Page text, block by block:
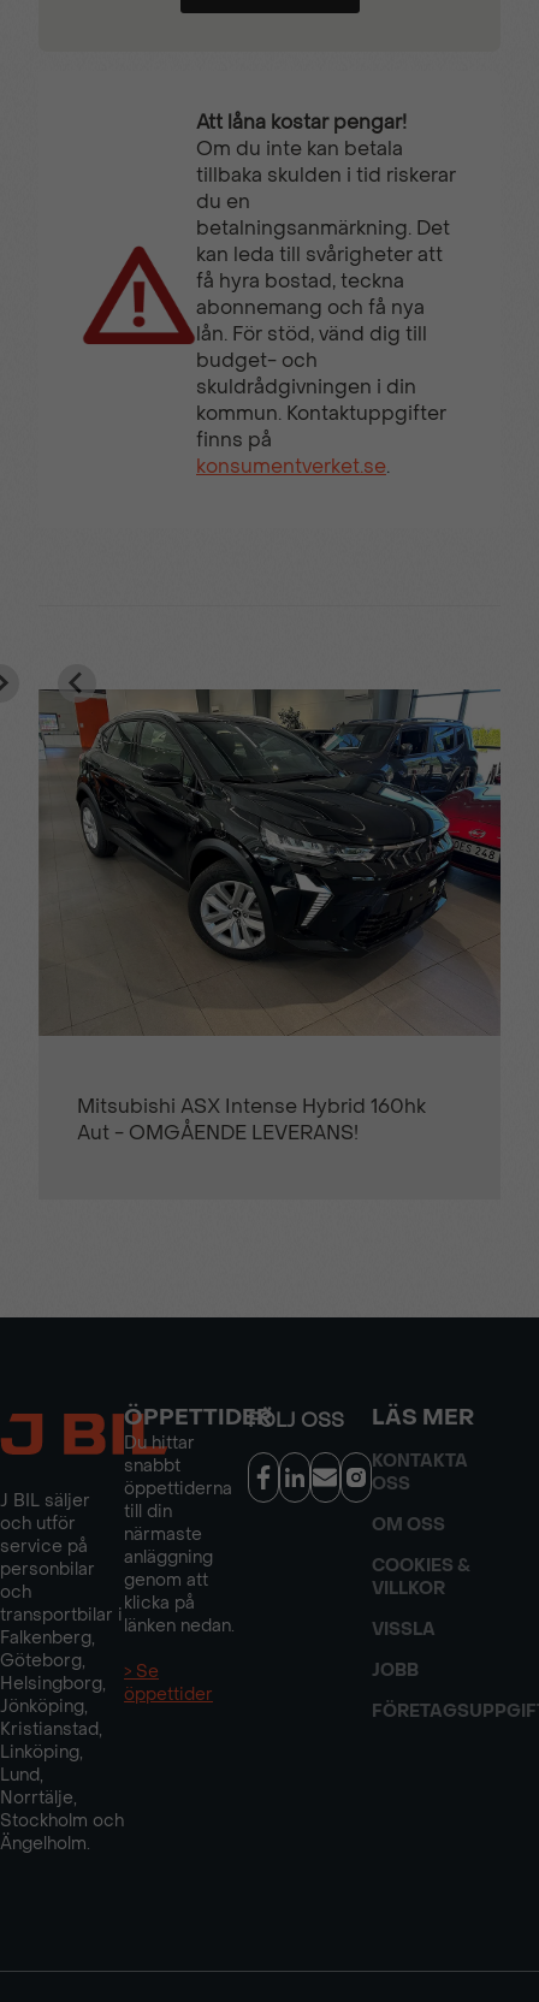
Att låna kostar pengar!
Om du inte kan betala
tillbaka skulden i tid riskerar
du en
betalningsanmärkning. Det
kan leda till svårigheter att
få hyra bostad, teckna
abonnemang och få nya
lån. För stöd, vänd dig till
budget- och
skuldrådgivningen i din
kommun. Kontaktuppgifter
finns på
konsumentverket.se.
Mitsubishi ASX Intense Hybrid 160hk
Aut - OMGÅENDE LEVERANS!
J BIL säljer
och utför
service på
personbilar
och
transportbilar i
Falkenberg,
Göteborg,
Helsingborg,
Jönköping,
Kristianstad,
Linköping,
Lund,
Norrtälje,
Stockholm och
Ängelholm.
ÖPPETTIDER
Du hittar
snabbt
öppettiderna
till din
närmaste
anläggning
genom att
klicka på
länken nedan.
> Se
öppettider
FÖLJ OSS LÄS MER
KONTAKTA
OSS
OM OSS
COOKIES &
VILLKOR
VISSLA
JOBB